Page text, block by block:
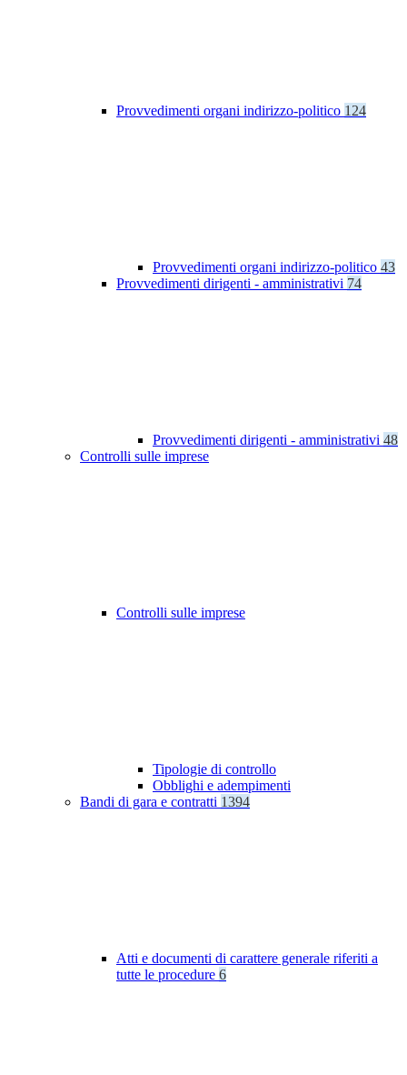
Provvedimenti organi indirizzo-politico 124
Provvedimenti organi indirizzo-politico 43
Provvedimenti dirigenti - amministrativi 74
Provvedimenti dirigenti - amministrativi 48
Controlli sulle imprese
Controlli sulle imprese
Tipologie di controllo
Obblighi e adempimenti
Bandi di gara e contratti 1394
Atti e documenti di carattere generale riferiti a
tutte le procedure 6